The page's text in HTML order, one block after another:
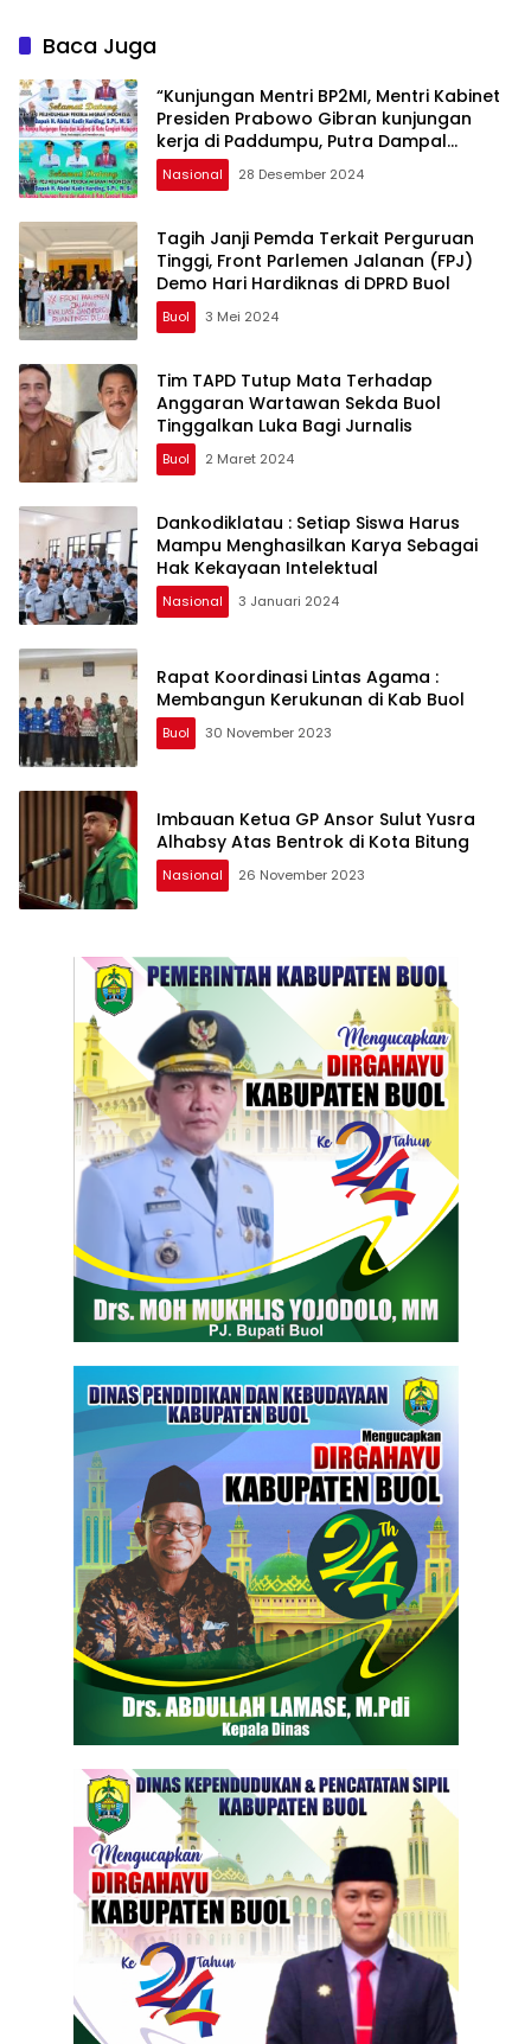
Baca Juga
“Kunjungan Mentri BP2MI, Mentri Kabinet
Presiden Prabowo Gibran kunjungan
kerja di Paddumpu, Putra Dampal
Selatan”
Nasional 28 Desember 2024
Tagih Janji Pemda Terkait Perguruan
Tinggi, Front Parlemen Jalanan (FPJ)
Demo Hari Hardiknas di DPRD Buol
Buol 3 Mei 2024
Tim TAPD Tutup Mata Terhadap
Anggaran Wartawan Sekda Buol
Tinggalkan Luka Bagi Jurnalis
Buol 2 Maret 2024
Dankodiklatau : Setiap Siswa Harus
Mampu Menghasilkan Karya Sebagai
Hak Kekayaan Intelektual
Nasional 3 Januari 2024
Rapat Koordinasi Lintas Agama :
Membangun Kerukunan di Kab Buol
Buol 30 November 2023
Imbauan Ketua GP Ansor Sulut Yusra
Alhabsy Atas Bentrok di Kota Bitung
Nasional 26 November 2023